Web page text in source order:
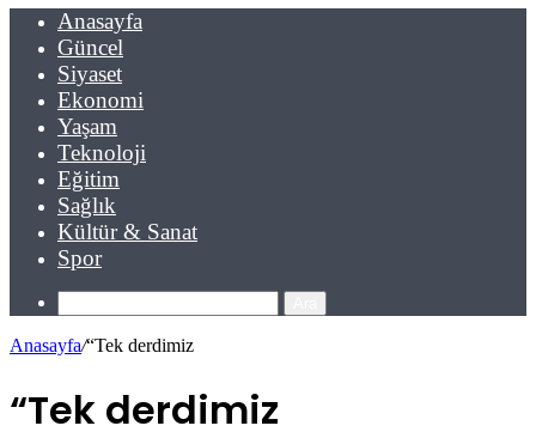
Anasayfa
Güncel
Siyaset
Ekonomi
Yaşam
Teknoloji
Eğitim
Sağlık
Kültür & Sanat
Spor
Anasayfa/“Tek derdimiz
“Tek derdimiz